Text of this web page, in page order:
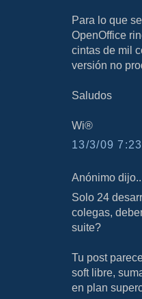
Para lo que
OpenOffice
cintas de mil
versión no
Saludos
Wi®
13/3/09
Anónimo
Solo 24
colegas,
suite?
Tu post
soft libre,
en plan